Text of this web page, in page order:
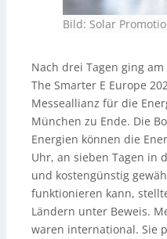
Bild: Solar
Nach drei Tagen ging
The Smarter E Europe
Messeallianz für die
München zu Ende. Die
Energien können die
Uhr, an sieben Tagen in
und kostengünstig
funktionieren kann,
Ländern unter Beweis.
waren international. Sie